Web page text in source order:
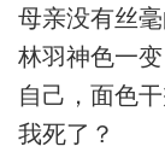
母亲没有丝
林羽神色一
自己，面色
我死了？